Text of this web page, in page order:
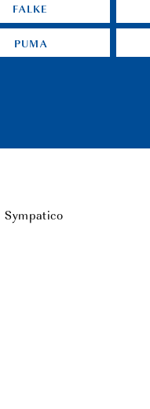
FALKE
PUMA
Sympatico